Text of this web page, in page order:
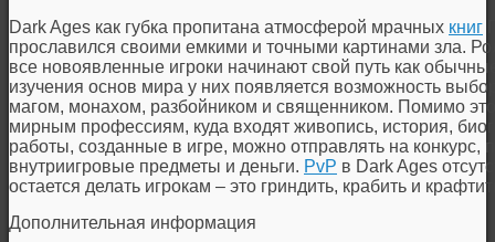
Dark Ages как губка пропитана атмосферой мрачных книг
прославился своими емкими и точными картинами зла.
все новоявленные игроки начинают свой путь как
изучения основ мира у них появляется возможность
магом, монахом, разбойником и священником. Помимо
мирным профессиям, куда входят живопись, история,
работы, созданные в игре, можно отправлять на конкурс,
внутриигровые предметы и деньги. PvP в Dark Ages
остается делать игрокам – это гриндить, крабить и
Дополнительная информация